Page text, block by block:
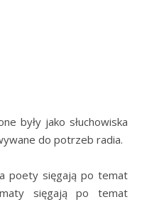
były jako słuchowiska
do potrzeb radia.
poety sięgają po temat
sięgają po temat